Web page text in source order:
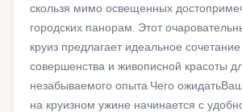
скользя мимо освещенных
городских панорам. Этот
круиз предлагает идеальное
совершенства и живописной красоты
незабываемого опыта.Чего
на круизном ужине начинается с